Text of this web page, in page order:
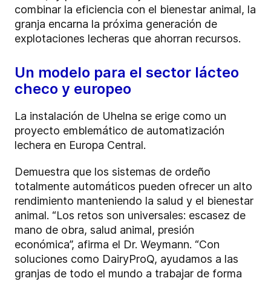
combinar la eficiencia con el bienestar animal, la
granja encarna la próxima generación de
explotaciones lecheras que ahorran recursos.
Un modelo para el sector lácteo
checo y europeo
La instalación de Uhelna se erige como un
proyecto emblemático de automatización
lechera en Europa Central.
Demuestra que los sistemas de ordeño
totalmente automáticos pueden ofrecer un alto
rendimiento manteniendo la salud y el bienestar
animal. “Los retos son universales: escasez de
mano de obra, salud animal, presión
económica”, afirma el Dr. Weymann. “Con
soluciones como DairyProQ, ayudamos a las
granjas de todo el mundo a trabajar de forma